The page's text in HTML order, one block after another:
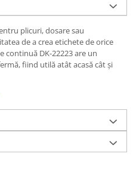
plicuri, dosare sau
de a crea etichete de orice
continuă DK-22223 are un
fiind utilă atât acasă cât și